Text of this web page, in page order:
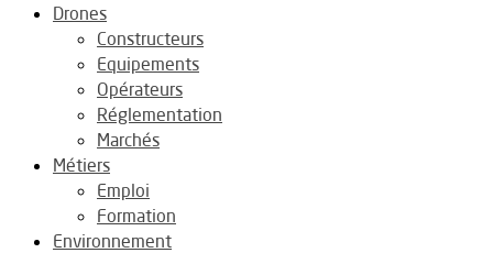
Drones
Constructeurs
Equipements
Opérateurs
Réglementation
Marchés
Métiers
Emploi
Formation
Environnement